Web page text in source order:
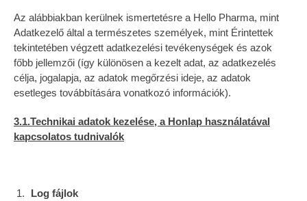
Az alábbiakban kerülnek ismertetésre a Hello Pharma, mint
Adatkezelő által a természetes személyek, mint Érintettek
tekintetében végzett adatkezelési tevékenységek és azok
főbb jellemzői (így különösen a kezelt adat, az adatkezelés
célja, jogalapja, az adatok megőrzési ideje, az adatok
esetleges továbbítására vonatkozó információk).
3.1.Technikai adatok kezelése, a Honlap használatával
kapcsolatos tudnivalók
Log fájlok